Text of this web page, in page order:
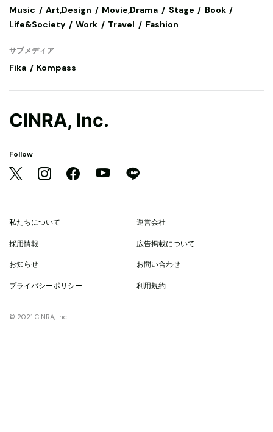
Music Art,Design Movie,Drama Stage
Book
Life&Society
Work Travel Fashion
サブメディア
Fika Kompass
CINRA, Inc.
Follow
私たちについて 運営会社
採用情報 広告掲載について
お知らせ お問い合わせ
プライバシーポリシー 利用規約
© 2021 CINRA, Inc.